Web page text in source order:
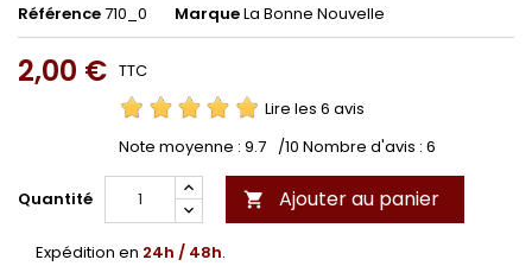
Référence710_0 MarqueLa Bonne Nouvelle
2,00 € TTC
Lire les 6 avis
Note moyenne : 9.7 /10 Nombre d'avis : 6
Quantité  Ajouter au panier
Expédition en 24h / 48h.